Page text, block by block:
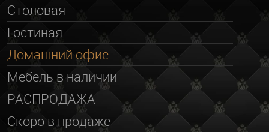
Столовая
Гостиная
Домашний офис
Мебель в наличии
РАСПРОДАЖА
Скоро в продаже